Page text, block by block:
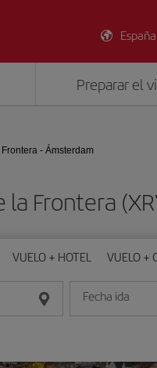
Preparar el
- Ámsterdam
la Frontera
VUELO + HOTEL VUELO +
Fecha ida
Introduce la fecha